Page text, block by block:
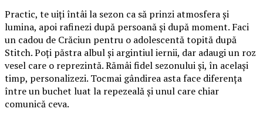
Practic, te uiți întâi la sezon ca să prinzi atmosfera și
lumina, apoi rafinezi după persoană și după moment. Faci
un cadou de Crăciun pentru o adolescentă topită după
Stitch. Poți păstra albul și argintiul iernii, dar adaugi un roz
vesel care o reprezintă. Rămâi fidel sezonului și, în același
timp, personalizezi. Tocmai gândirea asta face diferența
între un buchet luat la repezeală și unul care chiar
comunică ceva.